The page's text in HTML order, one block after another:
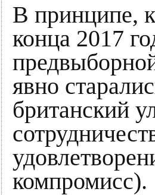
В принципе,
конца 2017
явно
британский
компромисс).